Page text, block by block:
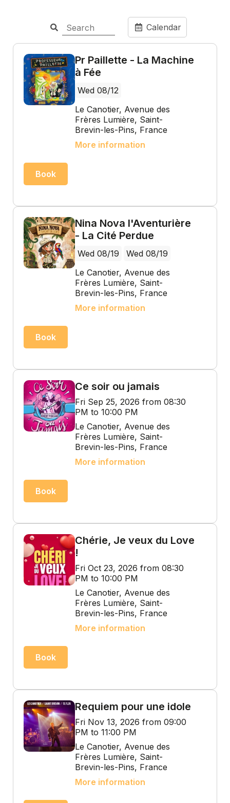
Calendar
Pr Paillette - La Machine
à Fée
Wed 08/12
Le Canotier, Avenue des
Frères Lumière, Saint-
Brevin-les-Pins, France
More information
Book
Nina Nova l'Aventurière
- La Cité Perdue
Wed 08/19
Wed 08/19
Le Canotier, Avenue des
Frères Lumière, Saint-
Brevin-les-Pins, France
More information
Book
Ce soir ou jamais
Fri Sep 25, 2026 from 08:30
PM to 10:00 PM
Le Canotier, Avenue des
Frères Lumière, Saint-
Brevin-les-Pins, France
More information
Book
Chérie, Je veux du Love
!
Fri Oct 23, 2026 from 08:30
PM to 10:00 PM
Le Canotier, Avenue des
Frères Lumière, Saint-
Brevin-les-Pins, France
More information
Book
Requiem pour une idole
Fri Nov 13, 2026 from 09:00
PM to 11:00 PM
Le Canotier, Avenue des
Frères Lumière, Saint-
Brevin-les-Pins, France
More information